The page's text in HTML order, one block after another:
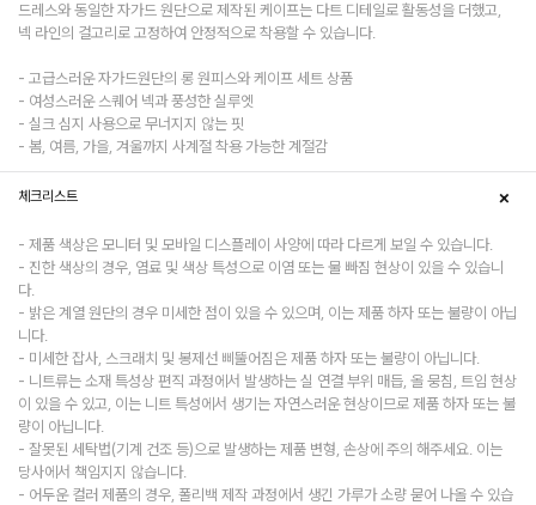
드레스와 동일한 자가드 원단으로 제작된 케이프는 다트 디테일로 활동성을 더했고,
넥 라인의 걸고리로 고정하여 안정적으로 착용할 수 있습니다.
- 고급스러운 자가드원단의 롱 원피스와 케이프 세트 상품
- 여성스러운 스퀘어 넥과 풍성한 실루엣
- 실크 심지 사용으로 무너지지 않는 핏
- 봄, 여름, 가을, 겨울까지 사계절 착용 가능한 계절감
체크리스트
- 제품 색상은 모니터 및 모바일 디스플레이 사양에 따라 다르게 보일 수 있습니다.
- 진한 색상의 경우, 염료 및 색상 특성으로 이염 또는 물 빠짐 현상이 있을 수 있습니
다.
- 밝은 계열 원단의 경우 미세한 점이 있을 수 있으며, 이는 제품 하자 또는 불량이 아닙
니다.
- 미세한 잡사, 스크래치 및 봉제선 삐뚤어짐은 제품 하자 또는 불량이 아닙니다.
- 니트류는 소재 특성상 편직 과정에서 발생하는 실 연결 부위 매듭, 올 뭉침, 트임 현상
이 있을 수 있고, 이는 니트 특성에서 생기는 자연스러운 현상이므로 제품 하자 또는 불
량이 아닙니다.
- 잘못된 세탁법(기계 건조 등)으로 발생하는 제품 변형, 손상에 주의 해주세요. 이는
당사에서 책임지지 않습니다.
- 어두운 컬러 제품의 경우, 폴리백 제작 과정에서 생긴 가루가 소량 묻어 나올 수 있습